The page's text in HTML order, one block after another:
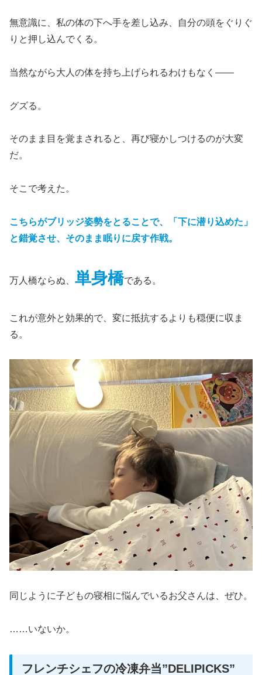
無意識に、私の体の下へ手を差し込み、自分の頭をぐりぐ
りと押し込んでくる。
当然ながら大人の体を持ち上げられるわけもなく——
グズる。
そのまま目を覚まされると、再び寝かしつけるのが大変
だ。
そこで考えた。
こちらがブリッジ姿勢をとることで、「下に潜り込めた」
と錯覚させ、そのまま眠りに戻す作戦。
万人橋ならぬ、 単身橋である。
これが意外と効果的で、変に抵抗するよりも穏便に収ま
る。
同じように子どもの寝相に悩んでいるお父さんは、ぜひ。
……いないか。
フレンチシェフの冷凍弁当”DELIPICKS”